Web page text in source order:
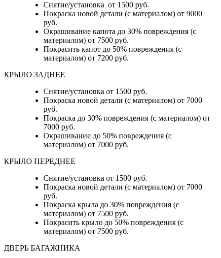
Снятие/установка от 1500 руб.
Покраска новой детали (с материалом) от 9000
руб.
Окрашивание капота до 30% повреждения (с
материалом) от 7500 руб.
Покрасить капот до 50% повреждения (с
материалом) от 7200 руб.
КРЫЛО ЗАДНЕЕ
Снятие/установка от 1500 руб.
Покраска новой детали (с материалом) от 7000
руб.
Покраска до 30% повреждения (с материалом) от
7000 руб.
Окрашивание до 50% повреждения (с
материалом) от 7000 руб.
КРЫЛО ПЕРЕДНЕЕ
Снятие/установка от 1500 руб.
Покраска новой детали (с материалом) от 7000
руб.
Покраска крыла до 30% повреждения (с
материалом) от 7500 руб.
Покрасить крыло до 50% повреждения (с
материалом) от 7500 руб.
ДВЕРЬ БАГАЖНИКА